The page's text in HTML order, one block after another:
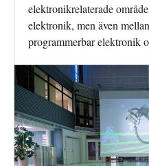
elektronikrelaterade
elektronik, men även
programmerbar elektronik